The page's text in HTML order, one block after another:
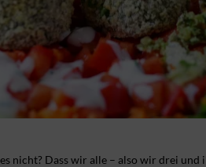
nicht? Dass wir alle – also wir drei und